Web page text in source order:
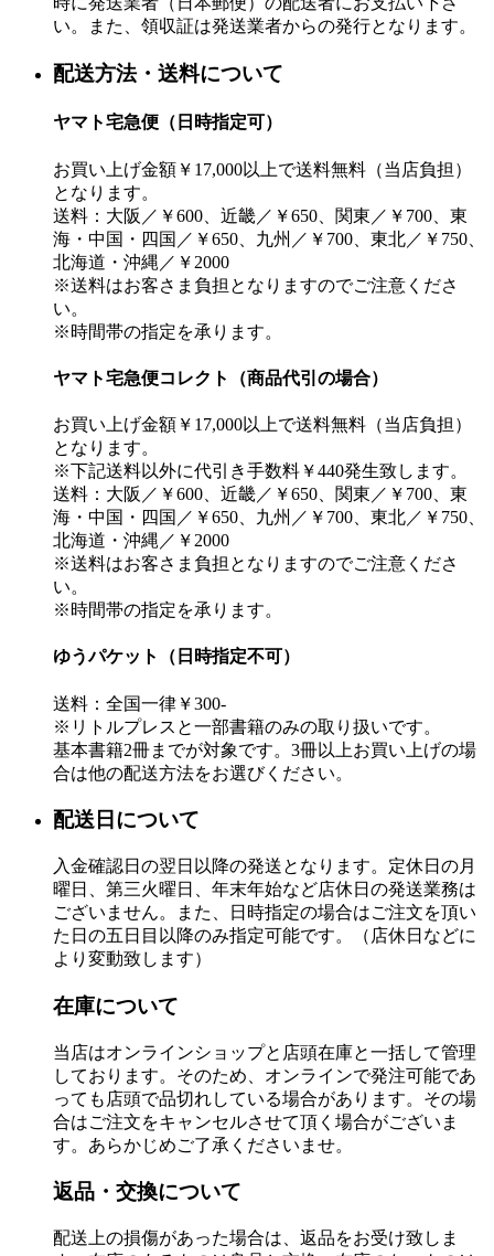
い。また、領収証は発送業者からの発行となります。
配送方法・送料について
ヤマト宅急便（日時指定可）
お買い上げ金額￥17,000以上で送料無料（当店負担）
となります。
送料：大阪／￥600、近畿／￥650、関東／￥700、東
海・中国・四国／￥650、九州／￥700、東北／￥750、
北海道・沖縄／￥2000
※送料はお客さま負担となりますのでご注意くださ
い。
※時間帯の指定を承ります。
ヤマト宅急便コレクト（商品代引の場合）
お買い上げ金額￥17,000以上で送料無料（当店負担）
となります。
※下記送料以外に代引き手数料￥440発生致します。
送料：大阪／￥600、近畿／￥650、関東／￥700、東
海・中国・四国／￥650、九州／￥700、東北／￥750、
北海道・沖縄／￥2000
※送料はお客さま負担となりますのでご注意くださ
い。
※時間帯の指定を承ります。
ゆうパケット（日時指定不可）
送料：全国一律￥300-
※リトルプレスと一部書籍のみの取り扱いです。
基本書籍2冊までが対象です。3冊以上お買い上げの場
合は他の配送方法をお選びください。
配送日について
入金確認日の翌日以降の発送となります。定休日の月
曜日、第三火曜日、年末年始など店休日の発送業務は
ございません。また、日時指定の場合はご注文を頂い
た日の五日目以降のみ指定可能です。（店休日などに
より変動致します）
在庫について
当店はオンラインショップと店頭在庫と一括して管理
しております。そのため、オンラインで発注可能であ
っても店頭で品切れしている場合があります。その場
合はご注文をキャンセルさせて頂く場合がございま
す。あらかじめご了承くださいませ。
返品・交換について
配送上の損傷があった場合は、返品をお受け致しま